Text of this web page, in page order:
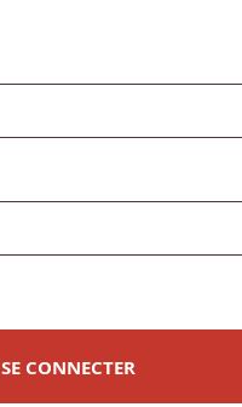
SE CONNECTER